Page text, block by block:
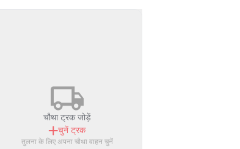
चौथा ट्रक जोड़ें
चुनें ट्रक
तुलना के लिए अपना चौथा वाहन चुनें